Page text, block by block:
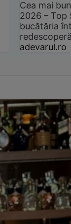
Cea mai
2026 –
bucătăria
adevarul.ro